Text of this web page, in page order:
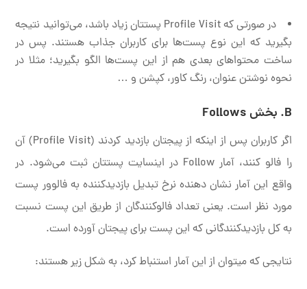
در صورتی که Profile Visit پستتان زیاد باشد، می‌توانید نتیجه
بگیرید که این نوع پست‌ها برای کاربران جذاب هستند. پس در
ساخت محتواهای بعدی هم از این پست‌ها الگو بگیرید؛ مثلا در
نحوه نوشتن عنوان، رنگ کاور، کپشن و …
B. بخش Follows
اگر کاربران پس از اینکه از پیجتان بازدید کردند (Profile Visit) آن
را فالو کنند، آمار Follow در اینسایت پستتان ثبت می‌شود. در
واقع این آمار نشان دهنده نرخ تبدیل بازدیدکننده به فالوور پست
مورد نظر است. یعنی تعداد فالوکنندگان از طریق این پست نسبت
به کل بازدیدکنندگانی که این پست برای پیجتان آورده است.
نتایجی که میتوان از این آمار استنباط کرد، به شکل زیر هستند: